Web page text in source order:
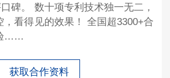
碑。 数十项专利技术独一无二，
，看得见的效果！ 全国超3300+合
……
获取合作资料